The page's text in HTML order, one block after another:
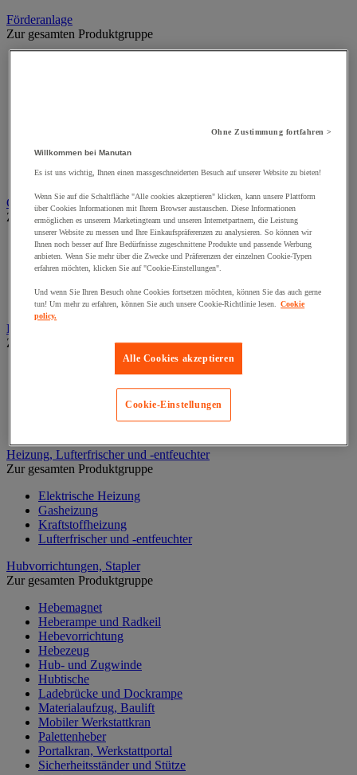
Förderanlage
Zur gesamten Produktgruppe
Motorbetriebener Bandbeförderer mit Rollen
Zubehör für Förderanlagen
Garderobe
Zur gesamten Produktgruppe
Bänke und Zubehör für Garderobe
Schränke für IT Geräte und Post
Spezielle Schränke und Ablagen
Spinde mit 1 Tür
Spinde mit mehreren Fächern
Hallenbüros, Kabinen und Trennwände
Zur gesamten Produktgruppe
Heizung, Lufterfrischer und -entfeuchter
Zur gesamten Produktgruppe
Elektrische Heizung
Gasheizung
Kraftstoffheizung
Lufterfrischer und -entfeuchter
Hubvorrichtungen, Stapler
Zur gesamten Produktgruppe
Hebemagnet
Heberampe und Radkeil
Hebevorrichtung
Hebezeug
Hub- und Zugwinde
Hubtische
Ladebrücke und Dockrampe
Materialaufzug, Baulift
Mobiler Werkstattkran
Palettenheber
Portalkran, Werkstattportal
Sicherheitsständer und Stütze
Ohne Zustimmung fortfahren >
Willkommen bei Manutan
Es ist uns wichtig, Ihnen einen massgeschneiderten Besuch auf unserer Website zu bieten!
Wenn Sie auf die Schaltfläche "Alle cookies akzeptieren" klicken, kann unsere Plattform
über Cookies Informationen mit Ihrem Browser austauschen. Diese Informationen
ermöglichen es unserem Marketingteam und unseren Internetpartnern, die Leistung
unserer Website zu messen und Ihre Einkaufspräferenzen zu analysieren. So können wir
Ihnen noch besser auf Ihre Bedürfnisse zugeschnittene Produkte und passende Werbung
anbieten. Wenn Sie mehr über die Zwecke und Präferenzen der einzelnen Cookie-Typen
erfahren möchten, klicken Sie auf "Cookie-Einstellungen".
Und wenn Sie Ihren Besuch ohne Cookies fortsetzen möchten, können Sie das auch gerne
tun! Um mehr zu erfahren, können Sie auch unsere Cookie-Richtlinie lesen. Cookie
policy.
Alle Cookies akzeptieren
Cookie-Einstellungen